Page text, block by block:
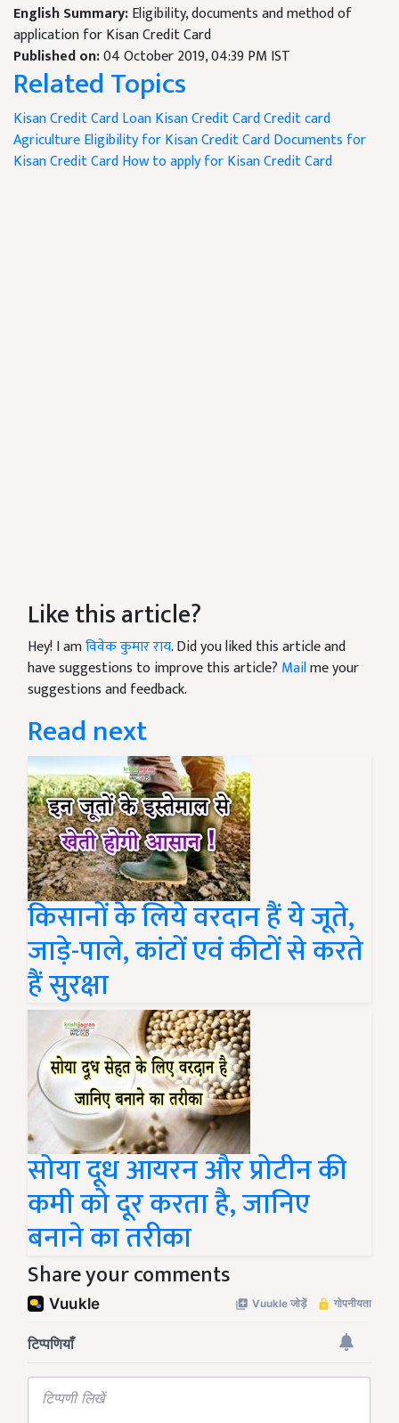
English Summary:Eligibility, documents and method of
application for Kisan Credit Card
Published on:04 October 2019, 04:39 PM IST
Related Topics
Kisan Credit Card LoanKisan Credit CardCredit card
AgricultureEligibility for Kisan Credit CardDocuments for
Kisan Credit CardHow to apply for Kisan Credit Card
Like this article?
Hey! I amविवेक कुमार राय. Did you liked this article and
have suggestions to improve this article? Mailme your
suggestions and feedback.
Read next
किसानों के लिये वरदान हैं ये जूते,
जाड़े-पाले, कांटों एवं कीटों से करते
हैं सुरक्षा
सोया दूध आयरन और प्रोटीन की
कमी को दूर करता है, जानिए
बनाने का तरीका
Share your comments